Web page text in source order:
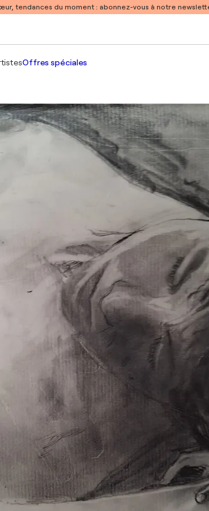
tendances du moment : abonnez-vous à notre
Offres spéciales